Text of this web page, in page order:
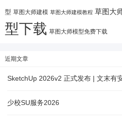
型 草图大师建模 草图大师建模教程 草图大
型下载 草图大师模型免费下载
近期文章
SketchUp 2026v2 正式发布 | 文末有
少校SU服务2026